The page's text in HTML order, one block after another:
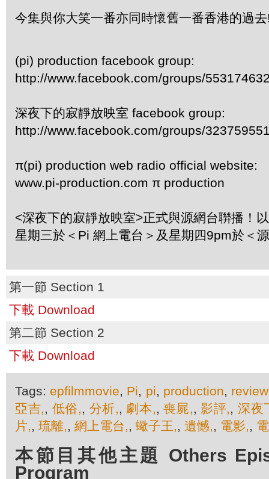
今集與你大笑一番亦同時懷舊一番香港的過
(pi) production facebook group:
http://www.facebook.com/groups/
深夜下的寂靜放映室 facebook group:
http://www.facebook.com/groups/
π(pi) production web radio official website:
www.pi-production.com π production
<深夜下的寂靜放映室>正式與源網台聨播！
星期三於＜Pi 網上電台＞及星期四9pm於＜
第一節 Section 1
下載 Download
第二節 Section 2
下載 Download
Tags: epfilmmovie, Pi, pi, production, review
亞吉,, 低俗,, 分析,, 劇本,,喪屍,,影評,, 深夜
片,, 琉離,, 網上電台,, 蠍子王,, 遺憾,, 電影,,
本節目其他主題 Others
Program